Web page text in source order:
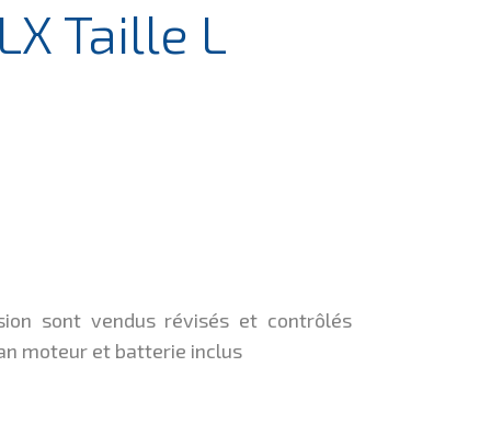
Taille L
sont vendus révisés et contrôlés
moteur et batterie inclus